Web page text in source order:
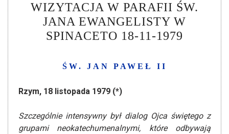
WIZYTACJA W PARAFII ŚW.
JANA EWANGELISTY W
SPINACETO 18-11-1979
ŚW. JAN PAWEŁ II
Rzym, 18 listopada 1979 (*)
Szczególnie intensywny był dialog Ojca świętego z
grupami neokatechumenalnymi, które odbywają